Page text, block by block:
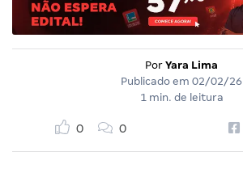
Por Yara Lima
Publicado em 02/02/26
1 min. de leitura
0 0